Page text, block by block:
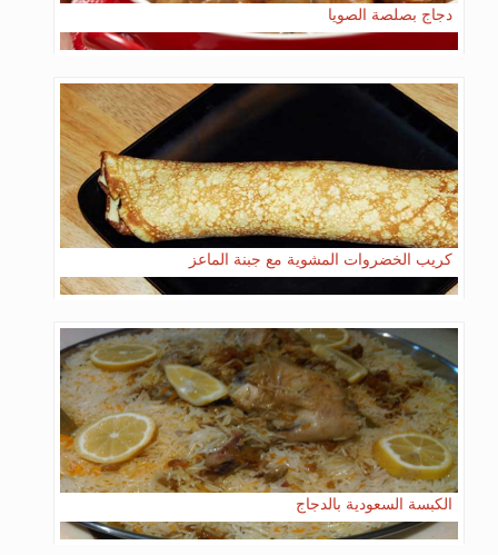
دجاج بصلصة الصويا
كريب الخضروات المشوية مع جبنة الماعز
الكبسة السعودية بالدجاج